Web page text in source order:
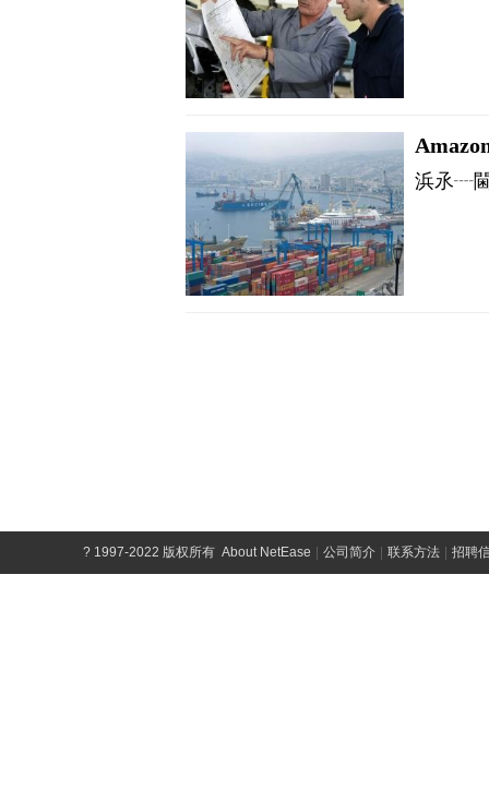
?1997-2022 版权所有 About NetEase 公司简介 联系方法 招聘